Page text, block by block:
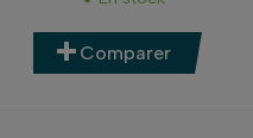
Comparer